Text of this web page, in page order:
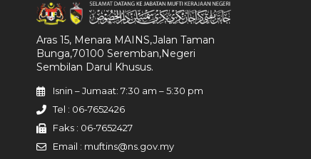
Aras 15, Menara MAINS,Jalan Taman
Bunga,70100 Seremban,Negeri
Sembilan Darul Khusus.
Isnin – Jumaat: 7:30 am – 5:30 pm
Tel : 06-7652426
Faks : 06-7652427
Email : muftins@ns.gov.my